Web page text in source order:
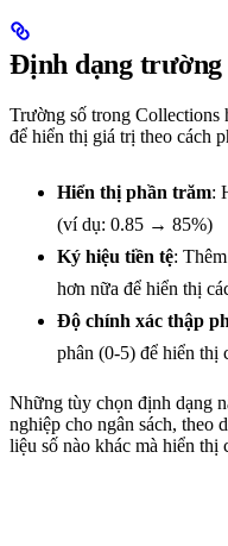
Định dạng trường
Trường số trong Collections
để hiển thị giá trị theo cách
Hiển thị phần trăm:
(ví dụ: 0.85 → 85%)
Ký hiệu tiền tệ:
hơn nữa để hiển thị
Độ chính xác thập
phân (0-5) để hiển thị
Những tùy chọn định dạng
nghiệp cho ngân sách, theo
liệu số nào khác mà hiển thị